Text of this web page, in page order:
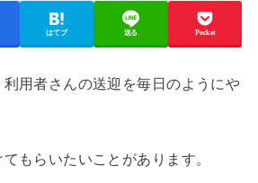
はてブ 送る Pocket
用者さんの送迎を毎日のようにや
もらいたいことがあります。